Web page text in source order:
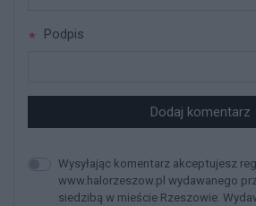
Podpis
Dodaj komentarz
Wysyłając komentarz akceptujesz
www.halorzeszow.pl wydawanego
siedzibą w mieście Rzeszowie.